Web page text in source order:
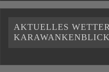
AKTUELLES